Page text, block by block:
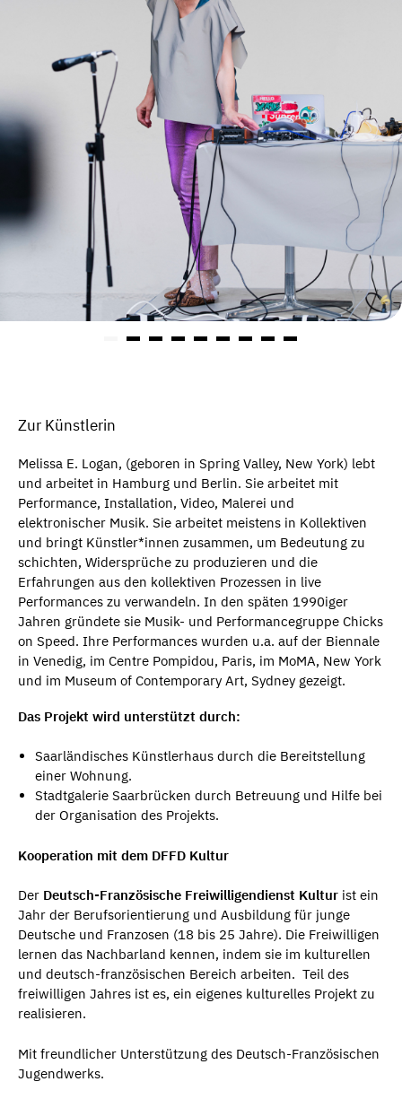
Zur Künstlerin
Melissa E. Logan, (geboren in Spring Valley, New York) lebt
und arbeitet in Hamburg und Berlin. Sie arbeitet mit
Performance, Installation, Video, Malerei und
elektronischer Musik. Sie arbeitet meistens in Kollektiven
und bringt Künstler*innen zusammen, um Bedeutung zu
schichten, Widersprüche zu produzieren und die
Erfahrungen aus den kollektiven Prozessen in live
Performances zu verwandeln. In den späten 1990iger
Jahren gründete sie Musik- und Performancegruppe Chicks
on Speed. Ihre Performances wurden u.a. auf der Biennale
in Venedig, im Centre Pompidou, Paris, im MoMA, New York
und im Museum of Contemporary Art, Sydney gezeigt.
Das Projekt wird unterstützt durch:
Saarländisches Künstlerhaus durch die Bereitstellung
einer Wohnung.
Stadtgalerie Saarbrücken durch Betreuung und Hilfe bei
der Organisation des Projekts.
Kooperation mit dem DFFD Kultur
Der Deutsch-Französische Freiwilligendienst Kultur ist ein
Jahr der Berufsorientierung und Ausbildung für junge
Deutsche und Franzosen (18 bis 25 Jahre). Die Freiwilligen
lernen das Nachbarland kennen, indem sie im kulturellen
und deutsch-französischen Bereich arbeiten. Teil des
freiwilligen Jahres ist es, ein eigenes kulturelles Projekt zu
realisieren.
Mit freundlicher Unterstützung des Deutsch-Französischen
Jugendwerks.